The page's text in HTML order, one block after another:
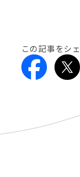
この記事をシ